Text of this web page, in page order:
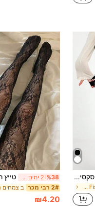
זוג אחד גרביוני רשת שחורים וסקסיים לנשים, גרביונים קרועים בסגנון פאנק, גרביונים Y2K, מתאים לנשים מתחת למשקל 45 ק"ג
ב לִגזוֹר נשים Fishnet גרביונים
%38 2 ימים אחרונים
2# רבי מכר
₪4.20